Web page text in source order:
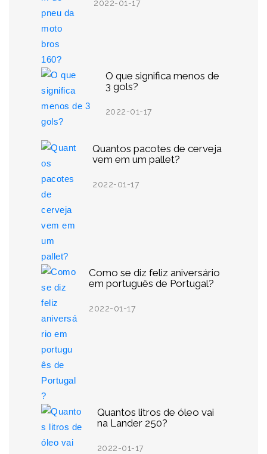
2022-01-17
O que significa menos de
3 gols?
2022-01-17
Quantos pacotes de cerveja
vem em um pallet?
2022-01-17
Como se diz feliz aniversário
em português de Portugal?
2022-01-17
Quantos litros de óleo vai
na Lander 250?
2022-01-17